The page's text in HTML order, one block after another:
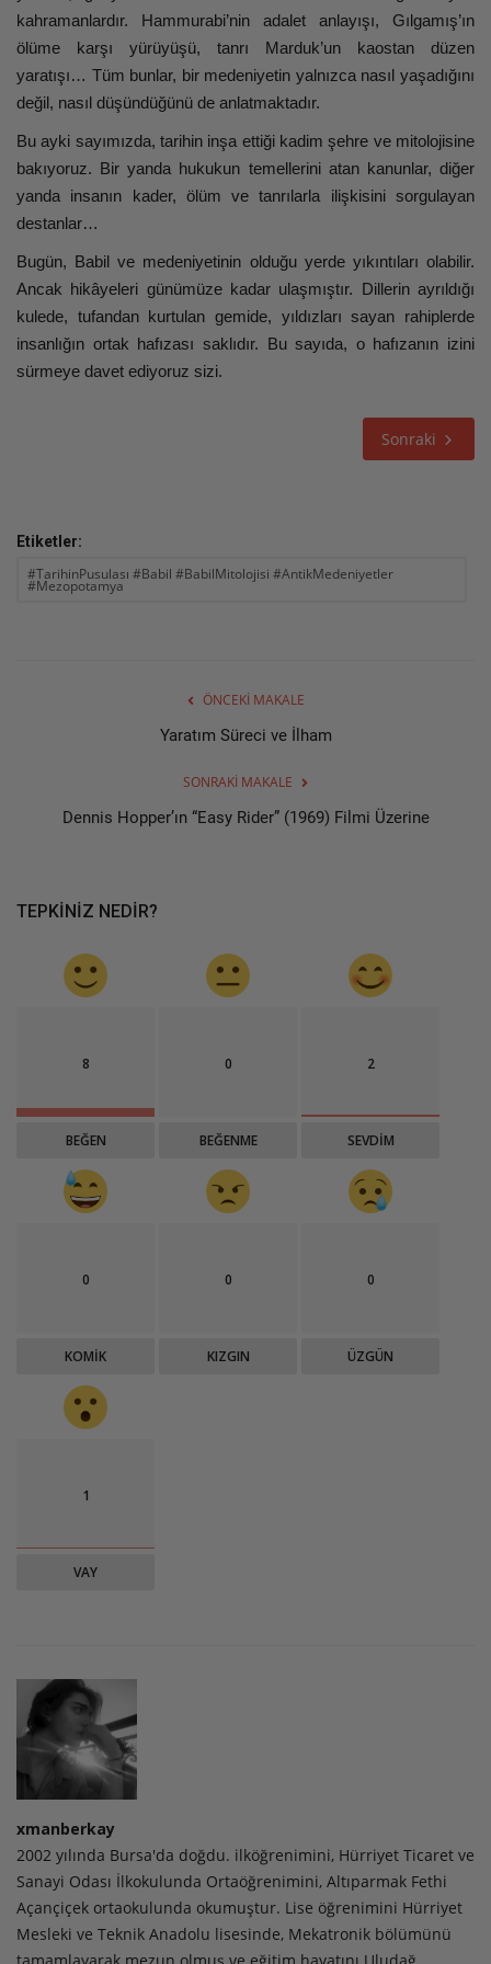
kahramanlardır. Hammurabi’nin adalet anlayışı, Gılgamış’ın
ölüme karşı yürüyüşü, tanrı Marduk’un kaostan düzen
yaratışı… Tüm bunlar, bir medeniyetin yalnızca nasıl yaşadığını
değil, nasıl düşündüğünü de anlatmaktadır.
Bu ayki sayımızda, tarihin inşa ettiği kadim şehre ve mitolojisine
bakıyoruz. Bir yanda hukukun temellerini atan kanunlar, diğer
yanda insanın kader, ölüm ve tanrılarla ilişkisini sorgulayan
destanlar…
Bugün, Babil ve medeniyetinin olduğu yerde yıkıntıları olabilir.
Ancak hikâyeleri günümüze kadar ulaşmıştır. Dillerin ayrıldığı
kulede, tufandan kurtulan gemide, yıldızları sayan rahiplerde
insanlığın ortak hafızası saklıdır. Bu sayıda, o hafızanın izini
sürmeye davet ediyoruz sizi.
Sonraki
Etiketler:
#TarihinPusulası #Babil #BabilMitolojisi #AntikMedeniyetler
#Mezopotamya
ÖNCEKI MAKALE
Yaratım Süreci ve İlham
SONRAKI MAKALE
Dennis Hopper’ın “Easy Rider” (1969) Filmi Üzerine
TEPKINIZ NEDIR?
8
BEĞEN
0
BEĞENME
2
SEVDIM
0
KOMIK
0
KIZGIN
0
ÜZGÜN
1
VAY
xmanberkay
2002 yılında Bursa'da doğdu. ilköğrenimini, Hürriyet Ticaret ve
Sanayi Odası İlkokulunda Ortaöğrenimini, Altıparmak Fethi
Açançiçek ortaokulunda okumuştur. Lise öğrenimini Hürriyet
Mesleki ve Teknik Anadolu lisesinde, Mekatronik bölümünü